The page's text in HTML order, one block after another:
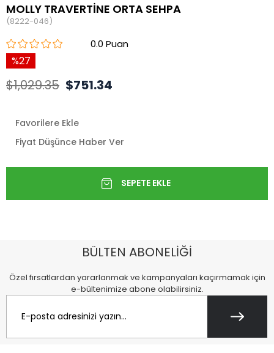
MOLLY TRAVERTİNE ORTA SEHPA
(8222-046)
0.0
27
$1,029.35 $751.34
Favorilere Ekle
Fiyat Düşünce Haber Ver
BÜLTEN ABONELİĞİ
Özel fırsatlardan yararlanmak ve kampanyaları kaçırmamak için
e-bültenimize abone olabilirsiniz.